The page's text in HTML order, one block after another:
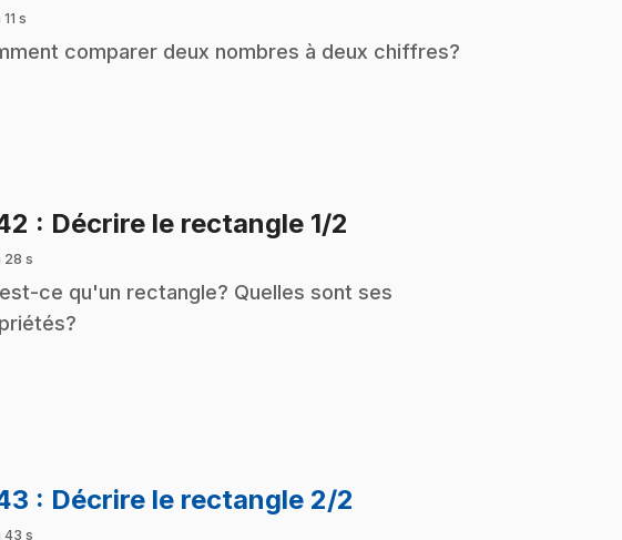
s
comparer deux nombres à deux chiffres?
: Décrire le rectangle 1/2
28 s
ce qu'un rectangle? Quelles sont ses
: Décrire le rectangle 2/2
43 s